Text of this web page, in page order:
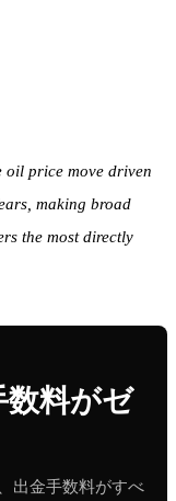
oil price move driven
making broad
the most directly
数料がゼ
出金手数料がすべ